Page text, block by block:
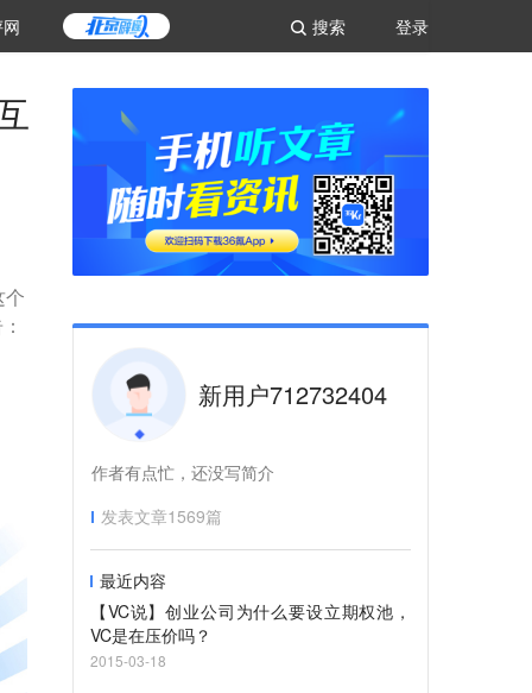
登录
搜索
个
新用户712732404
作者有点忙，还没写简介
发表文章1569篇
最近内容
【VC说】创业公司为什么要设立期权池，
VC是在压价吗？
2015-03-18